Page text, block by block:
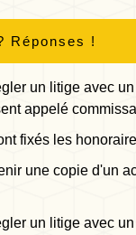
Réponses !
un litige avec
appelé
fixés les
une copie d'un
un litige avec